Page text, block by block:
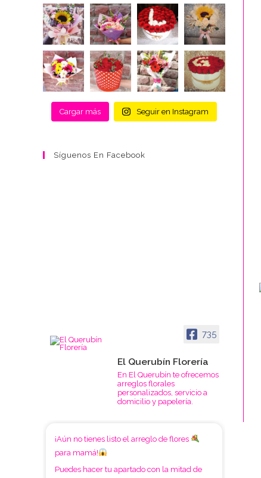
Cargar más Seguir en Instagram
Síguenos En Facebook
735
El Querubín Florería
En El Querubín te ofrecemos
arreglos florales
personalizados, servicio a
domicilio y papelería.
¡Aún no tienes listo el arreglo de flores
para mamá!
Puedes hacer tu apartado con la mitad de